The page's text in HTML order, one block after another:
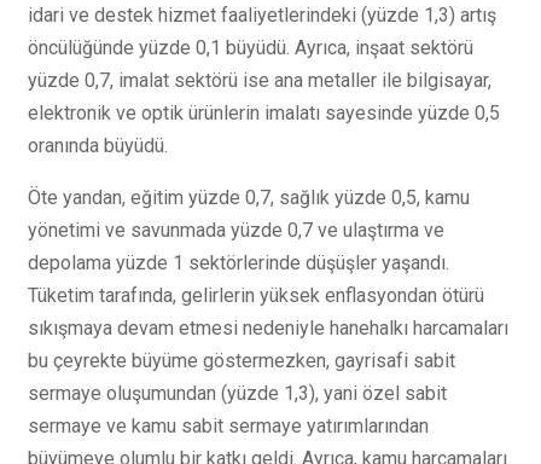
idari ve destek hizmet faaliyetlerindeki (yüzde 1,3) artış
öncülüğünde yüzde 0,1 büyüdü. Ayrıca, inşaat sektörü
yüzde 0,7, imalat sektörü ise ana metaller ile bilgisayar,
elektronik ve optik ürünlerin imalatı sayesinde yüzde 0,5
oranında büyüdü.
Öte yandan, eğitim yüzde 0,7, sağlık yüzde 0,5, kamu
yönetimi ve savunmada yüzde 0,7 ve ulaştırma ve
depolama yüzde 1 sektörlerinde düşüşler yaşandı.
Tüketim tarafında, gelirlerin yüksek enflasyondan ötürü
sıkışmaya devam etmesi nedeniyle hanehalkı harcamaları
bu çeyrekte büyüme göstermezken, gayrisafi sabit
sermaye oluşumundan (yüzde 1,3), yani özel sabit
sermaye ve kamu sabit sermaye yatırımlarından
büyümeye olumlu bir katkı geldi. Ayrıca, kamu harcamaları